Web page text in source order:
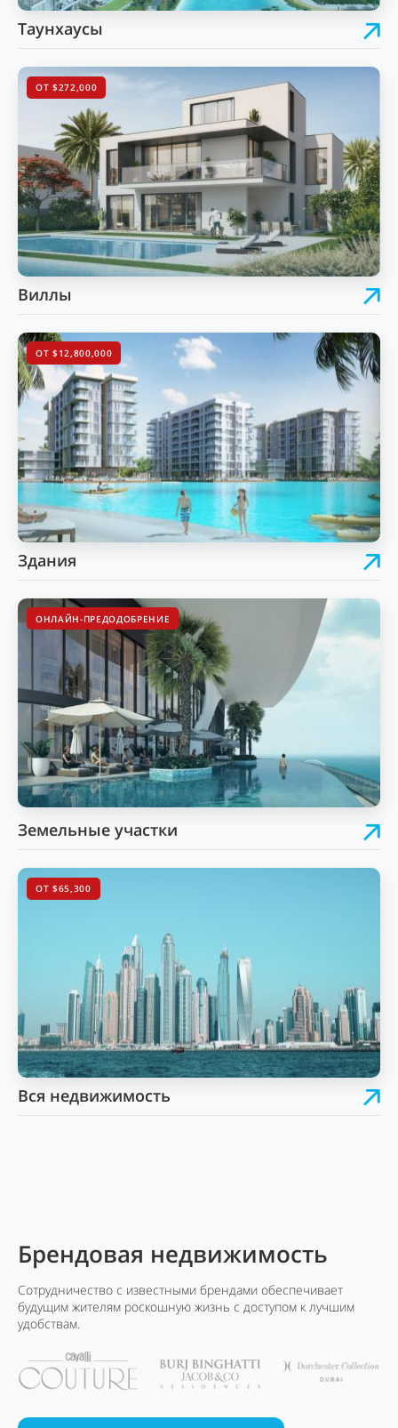
Таунхаусы
ОТ $272,000
Виллы
ОТ $12,800,000
Здания
ОНЛАЙН-ПРЕДОДОБРЕНИЕ
Земельные участки
ОТ $65,300
Вся недвижимость
Брендовая недвижимость
Сотрудничество с известными брендами обеспечивает
будущим жителям роскошную жизнь с доступом к лучшим
удобствам.